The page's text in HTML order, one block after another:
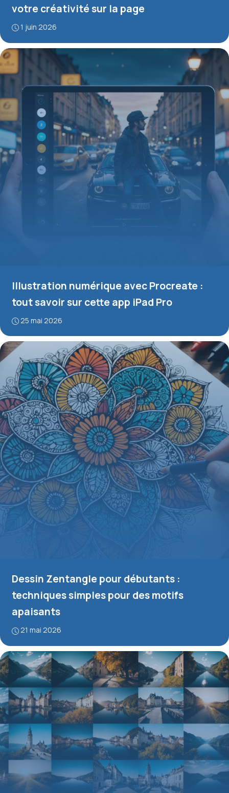
votre créativité sur la page
1 juin 2026
Illustration numérique avec Procreate :
tout savoir sur cette app iPad Pro
25 mai 2026
Dessin Zentangle pour débutants :
techniques simples pour des motifs
apaisants
21 mai 2026